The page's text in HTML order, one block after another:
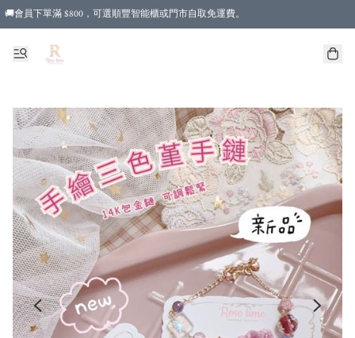
🚚會員下單滿 $800，可選順豐智能櫃或門市自取免運費。